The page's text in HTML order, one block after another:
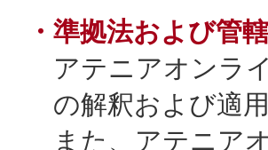
・準拠法および管
アテニアオンラ
の解釈および適
また、アテニア